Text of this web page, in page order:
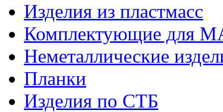
Изделия из пластмасс
Комплектующие для
Неметаллические
Планки
Изделия по СТБ